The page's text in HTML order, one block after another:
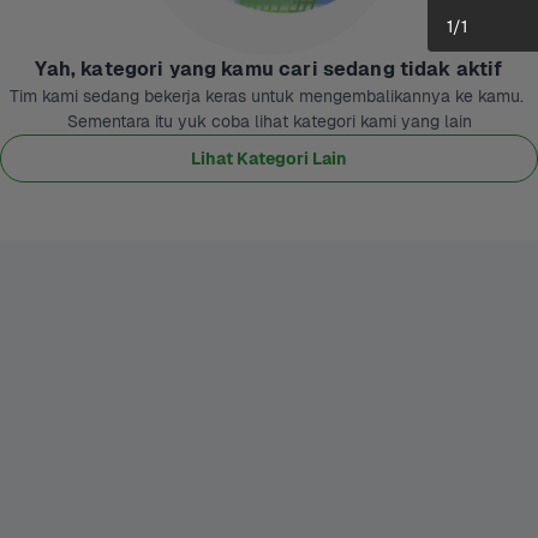
Yah, kategori yang kamu cari sedang tidak aktif
Tim kami sedang bekerja keras untuk mengembalikannya ke kamu.
Sementara itu yuk coba lihat kategori kami yang lain
Lihat Kategori Lain
1/1